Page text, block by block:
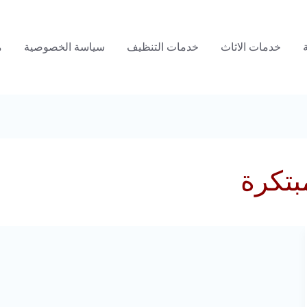
خدمات الاثاث خدمات التنظيف سياسة الخصوصية